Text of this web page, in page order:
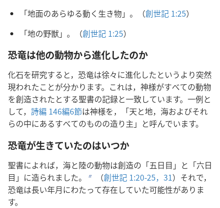
「地面のあらゆる動く生き物」。（創世記 1:25）
「地の野獣」。（創世記 1:25）
恐竜は他の動物から進化したのか
化石を研究すると，恐竜は徐々に進化したというより突然
現われたことが分かります。これは，神様がすべての動物
を創造されたとする聖書の記録と一致しています。一例と
して， 詩編 146編6節は神様を，「天と地，海およびそれ
らの中にあるすべてのものの造り主」と呼んでいます。
恐竜が生きていたのはいつか
聖書によれば，海と陸の動物は創造の「五日目」と「六日
目」に造られました。
b （創世記 1:20-25， 31）それで，
恐竜は長い年月にわたって存在していた可能性がありま
す。